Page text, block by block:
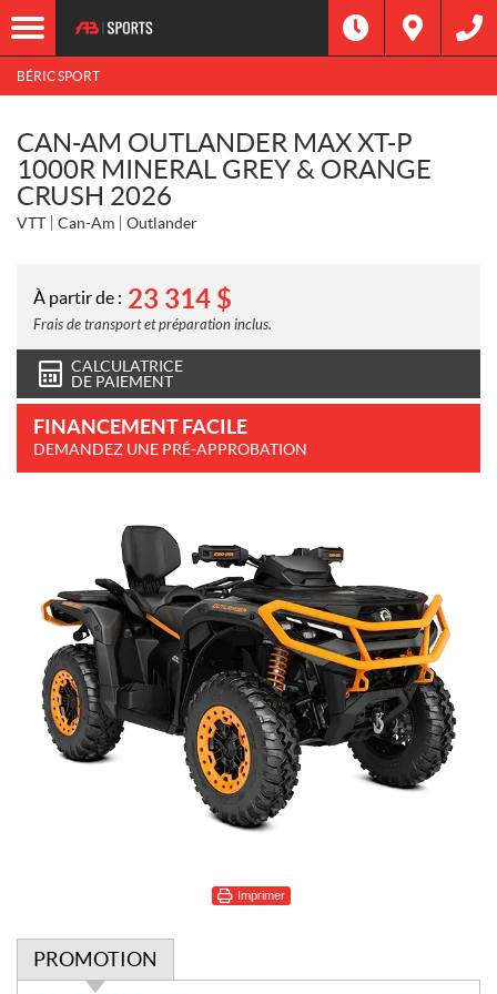
BÉRIC SPORT
CAN-AM OUTLANDER MAX XT-P
1000R MINERAL GREY & ORANGE
CRUSH 2026
VTT Can-Am Outlander
À partir de : 23 314 $
Frais de transport et préparation inclus.
CALCULATRICE
DE PAIEMENT
FINANCEMENT FACILE
DEMANDEZ UNE PRÉ-APPROBATION
Imprimer
PROMOTION